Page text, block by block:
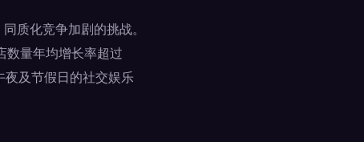
质化竞争加剧的挑战。
数量年均增长率超过
夜及节假日的社交娱乐